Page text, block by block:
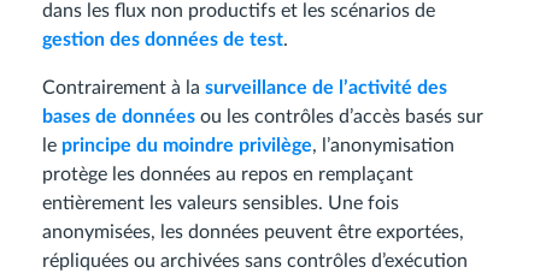
dans les flux non productifs et les scénarios de
gestion des données de test.
Contrairement à la surveillance de l’activité des
bases de données ou les contrôles d’accès basés sur
le principe du moindre privilège, l’anonymisation
protège les données au repos en remplaçant
entièrement les valeurs sensibles. Une fois
anonymisées, les données peuvent être exportées,
répliquées ou archivées sans contrôles d’exécution